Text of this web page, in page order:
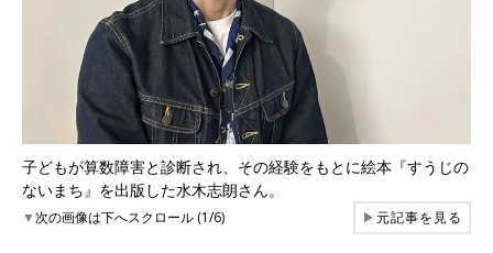
子どもが算数障害と診断され、その経験をもとに絵本『すうじの
ないまち』を出版した水木志朗さん。
▼次の画像は下へスクロール (1/6) ▶元記事を見る